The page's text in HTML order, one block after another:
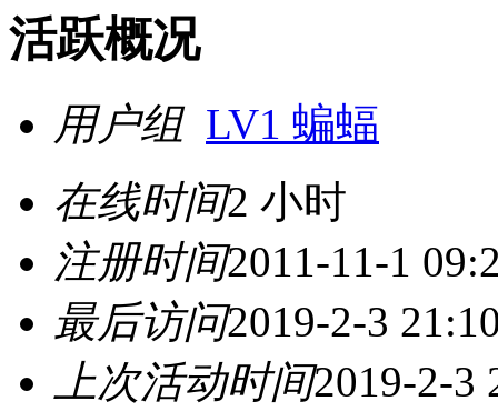
活跃概况
用户组 LV1 蝙蝠
在线时间2 小时
注册时间2011-11-1
最后访问2019-2-3
上次活动时间2019-2-3